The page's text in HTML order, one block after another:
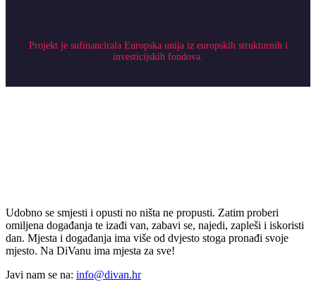
Projekt je sufinancirala Europska unija iz europskih strukturnih i
investicijskih fondova.
Udobno se smjesti i opusti no ništa ne propusti. Zatim proberi
omiljena događanja te izađi van, zabavi se, najedi, zapleši i iskoristi
dan. Mjesta i događanja ima više od dvjesto stoga pronađi svoje
mjesto. Na DiVanu ima mjesta za sve!
Javi nam se na: info@divan.hr